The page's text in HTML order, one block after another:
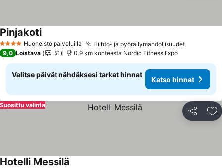
4 TähtiluokitusHuoneisto palveluilla Hiihto- ja pyöräilymahdollisuudet
Pinjakoti
9,0 Loistava 51 0.9 km kohteesta Nordic Fitness Expo
Valitse päivät nähdäksesi tarkat hinnat
Katso hinnat
Jaa
Suosittu valinta
Hotelli Messilä